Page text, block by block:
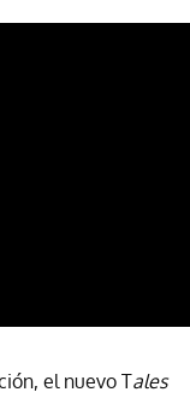
el nuevo Tales